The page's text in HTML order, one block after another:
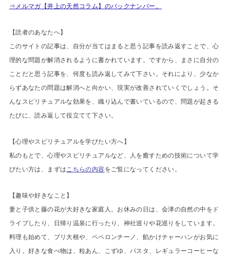
⇒メルマガ【井上の天然コラム】のバックナンバー。
【読者のあなたへ】
このサイトの記事は、自分が当てはまると思う記事を読み返すことで、心
理的な問題が解消されるように書かれています。ですから、まさに自分の
ことだと思う記事を、何度も読み返してみて下さい。それにより、少なか
らずあなたの問題は解消へと向かい、現実が改善されていくでしょう。そ
んなスピリチュアルな効果を、織り込んで書いているので、問題が起きる
たびに、読み返して役立てて下さい。
【心理やスピリチュアルを学びたい方へ】
私のもとで、心理やスピリチュアルなど、人を癒すための技術について学
びたい方は、まずは こちらの内容をご覧になってください。
【趣味や好きなこと】
妻と子供と藤の花が大好きな家庭人。お休みの日は、会津の自然の中をド
ライブしたり、日帰り温泉に行ったり、神社巡りや花巡りをしています。
料理も始めて、ブリ大根や、ペペロンチーノ、餡かけチャーハンがお気に
入り。好きな食べ物は、粒あん、こずゆ、パスタ、レギュラーコーヒーな